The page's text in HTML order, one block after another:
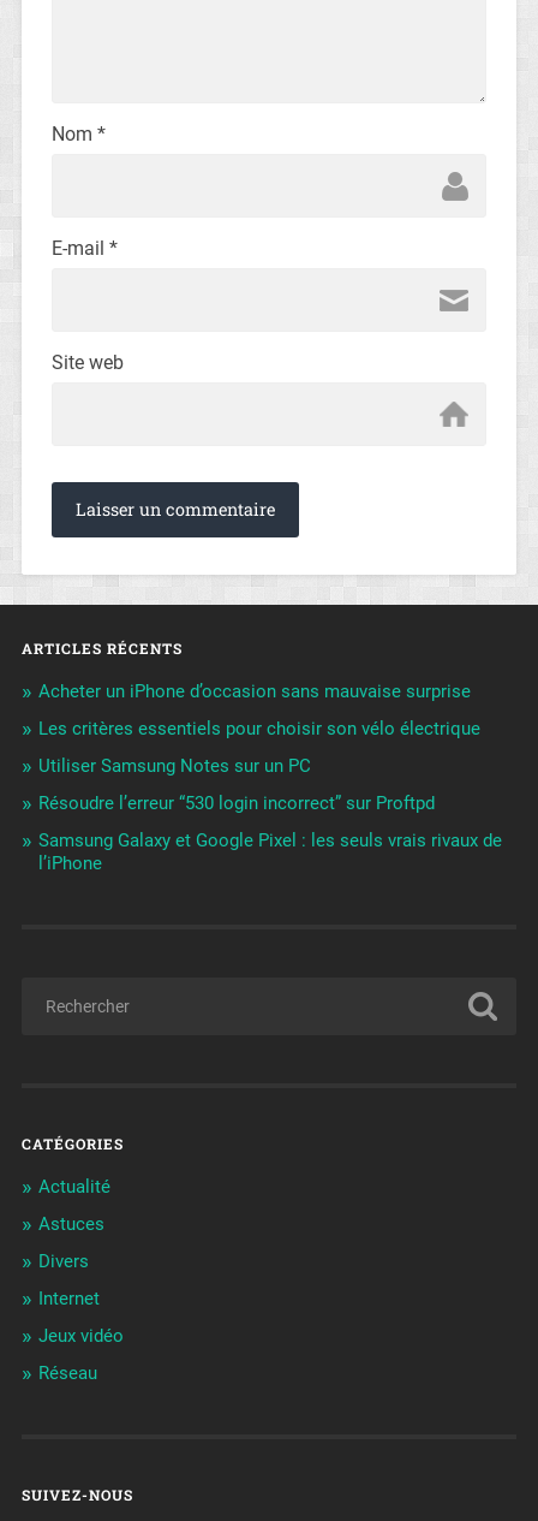
Nom *
E-mail *
Site web
ARTICLES RÉCENTS
Acheter un iPhone d’occasion sans mauvaise surprise
Les critères essentiels pour choisir son vélo électrique
Utiliser Samsung Notes sur un PC
Résoudre l’erreur “530 login incorrect” sur Proftpd
Samsung Galaxy et Google Pixel : les seuls vrais rivaux de
l’iPhone
CATÉGORIES
Actualité
Astuces
Divers
Internet
Jeux vidéo
Réseau
SUIVEZ-NOUS